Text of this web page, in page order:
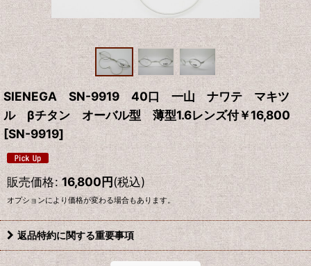
SIENEGA SN-9919 40口 一山 ナワテ マキツ
ル βチタン オーバル型 薄型1.6レンズ付￥16,800
[SN-9919]
販売価格: 16,800円(税込)
オプションにより価格が変わる場合もあります。
返品特約に関する重要事項